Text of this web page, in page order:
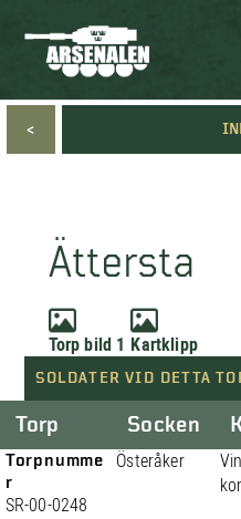
<
Ättersta
Torp bild 1 Kartklipp
SOLDATER VID DETTA
Torp
Torpnumme
r
SR-00-0248
Socken
Österåker